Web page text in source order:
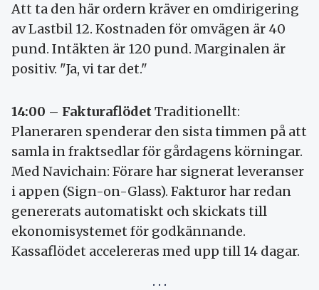
Att ta den här ordern kräver en omdirigering
av Lastbil 12. Kostnaden för omvägen är 40
pund. Intäkten är 120 pund. Marginalen är
positiv. "Ja, vi tar det."
14:00 – FakturaflödetTraditionellt:
Planeraren spenderar den sista timmen på att
samla in fraktsedlar för gårdagens körningar.
Med Navichain: Förare har signerat leveranser
i appen (Sign-on-Glass). Fakturor har redan
genererats automatiskt och skickats till
ekonomisystemet för godkännande.
Kassaflödet accelereras med upp till 14 dagar.